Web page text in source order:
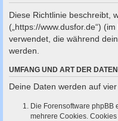
Diese Richtlinie beschreibt,
(„https://www.dusfor.de“)
verwendet, die während
werden.
UMFANG UND ART DER
Deine Daten werden auf
Die Forensoftware phpBB
mehrere Cookies.